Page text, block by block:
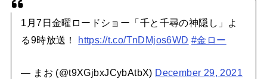
1月7日金曜ロードショー「千と千尋の神隠し」よ
る9時放送！ https://t.co/TnDMjos6WD #金ロー
— まお (@t9XGjbxJCybAtbX) December 29, 2021